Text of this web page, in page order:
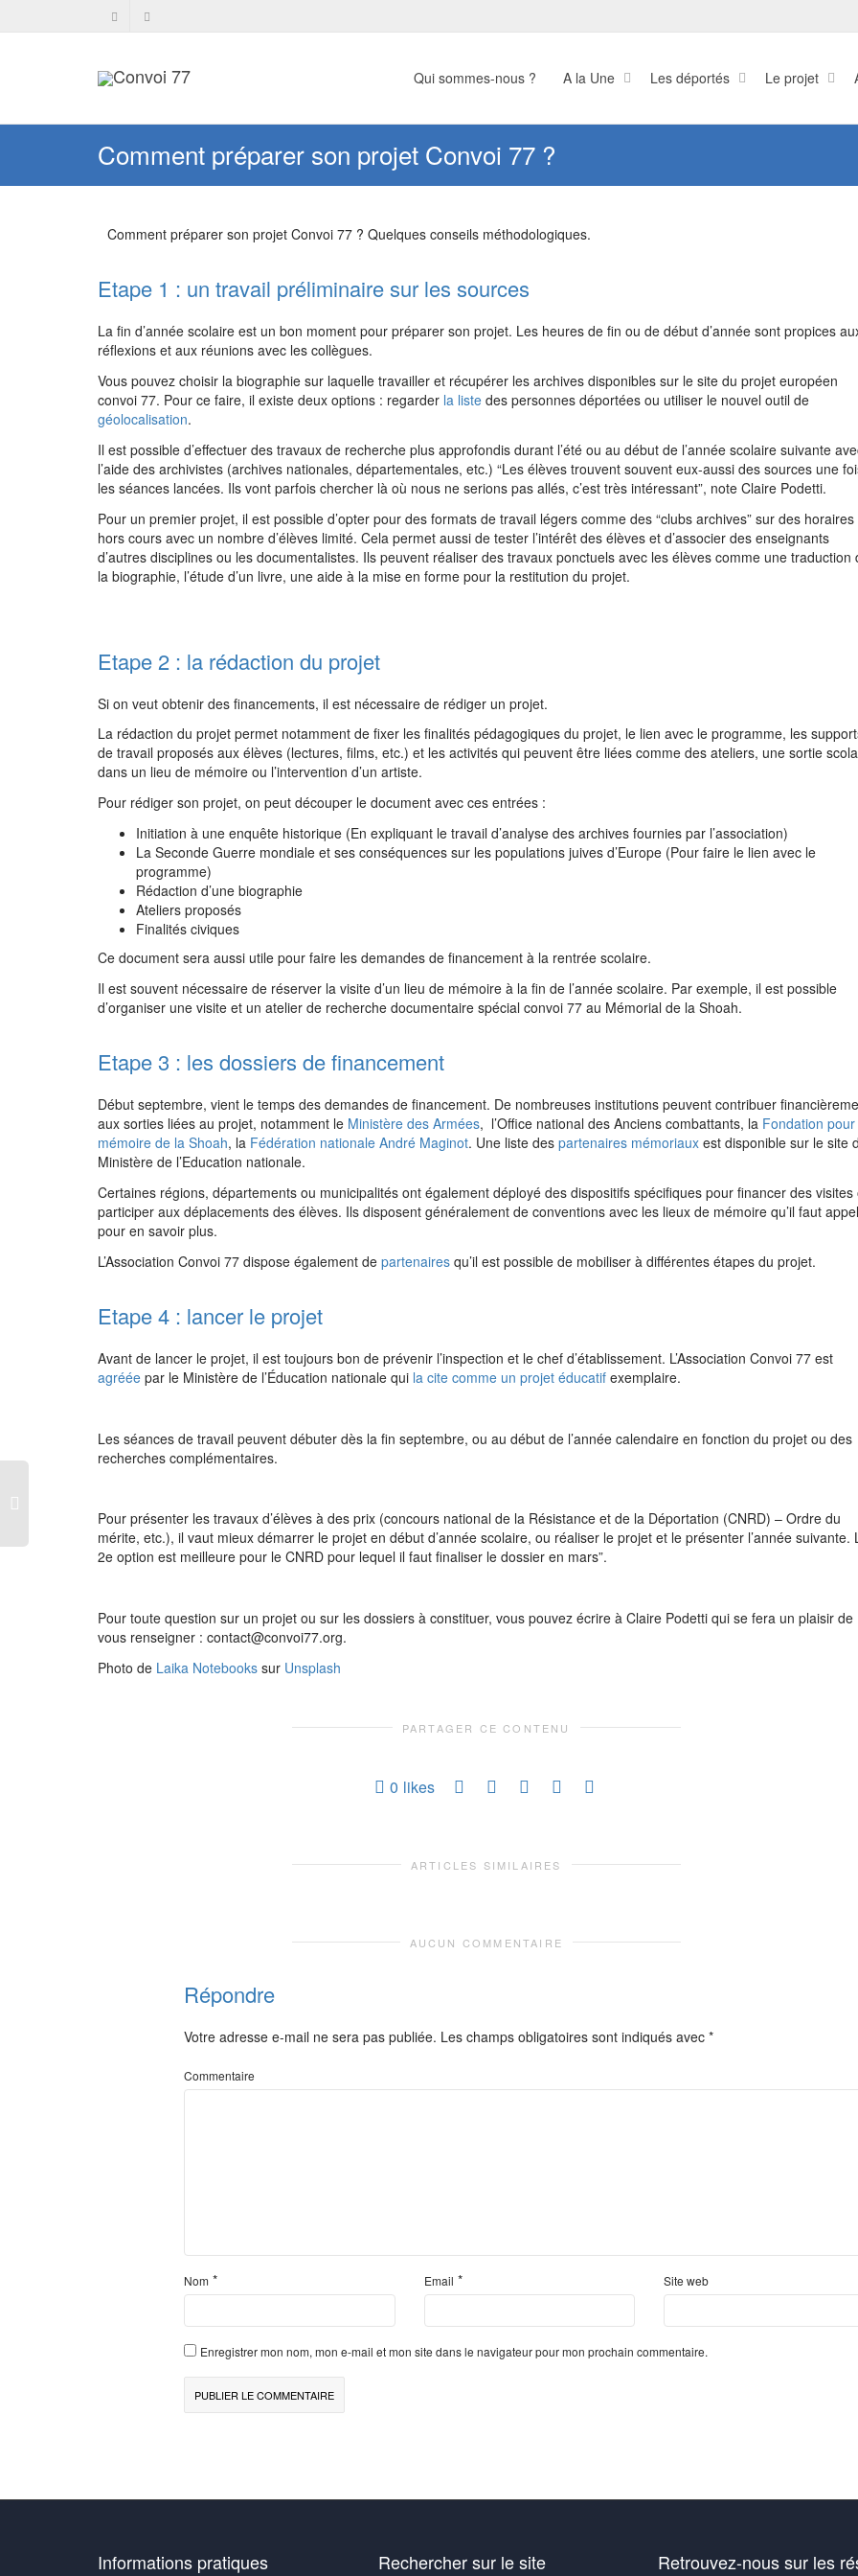
Qui sommes-nous ? A la Une Les déportés Le projet
Comment préparer son projet Convoi 77 ?
Comment préparer son projet Convoi 77 ? Quelques conseils méthodologiques.
Etape 1 : un travail préliminaire sur les sources
La fin d’année scolaire est un bon moment pour préparer son projet. Les heures de fin ou de début d’année sont propices
réflexions et aux réunions avec les collègues.
Vous pouvez choisir la biographie sur laquelle travailler et récupérer les archives disponibles sur le site du projet européen
convoi 77. Pour ce faire, il existe deux options : regarder la liste des personnes déportées ou utiliser le nouvel outil de
géolocalisation.
Il est possible d’effectuer des travaux de recherche plus approfondis durant l’été ou au début de l’année scolaire suivante
l’aide des archivistes (archives nationales, départementales, etc.) “Les élèves trouvent souvent eux-aussi des sources une
les séances lancées. Ils vont parfois chercher là où nous ne serions pas allés, c’est très intéressant”, note Claire Podetti.
Pour un premier projet, il est possible d’opter pour des formats de travail légers comme des “clubs archives” sur des horaires
hors cours avec un nombre d’élèves limité. Cela permet aussi de tester l’intérêt des élèves et d’associer des enseignants
d’autres disciplines ou les documentalistes. Ils peuvent réaliser des travaux ponctuels avec les élèves comme une traduction
la biographie, l’étude d’un livre, une aide à la mise en forme pour la restitution du projet.
Etape 2 : la rédaction du projet
Si on veut obtenir des financements, il est nécessaire de rédiger un projet.
La rédaction du projet permet notamment de fixer les finalités pédagogiques du projet, le lien avec le programme, les
de travail proposés aux élèves (lectures, films, etc.) et les activités qui peuvent être liées comme des ateliers, une sortie
dans un lieu de mémoire ou l’intervention d’un artiste.
Pour rédiger son projet, on peut découper le document avec ces entrées :
Initiation à une enquête historique (En expliquant le travail d’analyse des archives fournies par l’association)
La Seconde Guerre mondiale et ses conséquences sur les populations juives d’Europe (Pour faire le lien avec le
programme)
Rédaction d’une biographie
Ateliers proposés
Finalités civiques
Ce document sera aussi utile pour faire les demandes de financement à la rentrée scolaire.
Il est souvent nécessaire de réserver la visite d’un lieu de mémoire à la fin de l’année scolaire. Par exemple, il est possible
d’organiser une visite et un atelier de recherche documentaire spécial convoi 77 au Mémorial de la Shoah.
Etape 3 : les dossiers de financement
Début septembre, vient le temps des demandes de financement. De nombreuses institutions peuvent contribuer
aux sorties liées au projet, notamment le Ministère des Armées, l’Office national des Anciens combattants, la Fondation
mémoire de la Shoah, la Fédération nationale André Maginot. Une liste des partenaires mémoriaux est disponible sur le site
Ministère de l’Education nationale.
Certaines régions, départements ou municipalités ont également déployé des dispositifs spécifiques pour financer des visites
participer aux déplacements des élèves. Ils disposent généralement de conventions avec les lieux de mémoire qu’il faut
pour en savoir plus.
L’Association Convoi 77 dispose également de partenaires qu’il est possible de mobiliser à différentes étapes du projet.
Etape 4 : lancer le projet
Avant de lancer le projet, il est toujours bon de prévenir l’inspection et le chef d’établissement. L’Association Convoi 77 est
agréée par le Ministère de l’Éducation nationale qui la cite comme un projet éducatif exemplaire.
Les séances de travail peuvent débuter dès la fin septembre, ou au début de l’année calendaire en fonction du projet ou des
recherches complémentaires.
Pour présenter les travaux d’élèves à des prix (concours national de la Résistance et de la Déportation (CNRD) – Ordre du
mérite, etc.), il vaut mieux démarrer le projet en début d’année scolaire, ou réaliser le projet et le présenter l’année suivante.
2e option est meilleure pour le CNRD pour lequel il faut finaliser le dossier en mars”.
Pour toute question sur un projet ou sur les dossiers à constituer, vous pouvez écrire à Claire Podetti qui se fera un plaisir de
vous renseigner : contact@convoi77.org.
Photo de Laika Notebooks sur Unsplash
PARTAGER CE CONTENU
0 likes
ARTICLES SIMILAIRES
AUCUN COMMENTAIRE
Répondre
Votre adresse e-mail ne sera pas publiée. Les champs obligatoires sont indiqués avec *
Commentaire
Nom * Email * Site web
Enregistrer mon nom, mon e-mail et mon site dans le navigateur pour mon prochain commentaire.
Informations pratiques Rechercher sur le site Retrouvez-nous sur les